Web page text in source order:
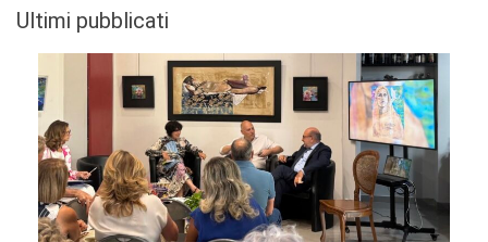
Ultimi pubblicati